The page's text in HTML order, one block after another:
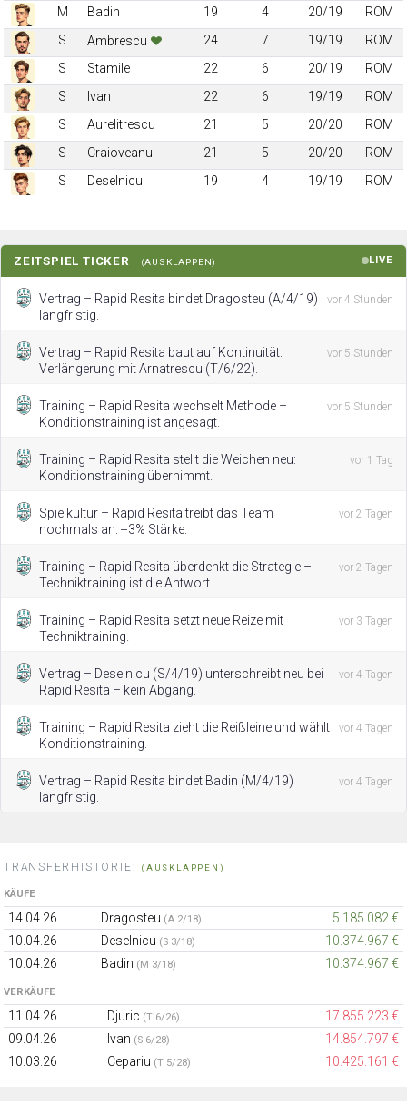
M
Badin 19 4 20/19
ROM
S
Ambrescu 24 7 19/19
ROM
S
Stamile 22 6 20/19
ROM
S
Ivan 22 6 19/19
ROM
S
Aurelitrescu 21 5 20/20
ROM
S
Craioveanu 21 5 20/20
ROM
S
Deselnicu 19 4 19/19 ROM
ZEITSPIEL TICKER (AUSKLAPPEN) LIVE
Vertrag – Rapid Resita bindet Dragosteu (A/4/19)
langfristig.
vor 4 Stunden
Vertrag – Rapid Resita baut auf Kontinuität:
Verlängerung mit Arnatrescu (T/6/22).
vor 5 Stunden
Training – Rapid Resita wechselt Methode –
Konditionstraining ist angesagt.
vor 5 Stunden
Training – Rapid Resita stellt die Weichen neu:
Konditionstraining übernimmt.
vor 1 Tag
Spielkultur – Rapid Resita treibt das Team
nochmals an: +3% Stärke.
vor 2 Tagen
Training – Rapid Resita überdenkt die Strategie –
Techniktraining ist die Antwort.
vor 2 Tagen
Training – Rapid Resita setzt neue Reize mit
Techniktraining.
vor 3 Tagen
Vertrag – Deselnicu (S/4/19) unterschreibt neu bei
Rapid Resita – kein Abgang.
vor 4 Tagen
Training – Rapid Resita zieht die Reißleine und wählt
Konditionstraining.
vor 4 Tagen
Vertrag – Rapid Resita bindet Badin (M/4/19)
langfristig.
vor 4 Tagen
TRANSFERHISTORIE: (AUSKLAPPEN)
KÄUFE
14.04.26 Dragosteu (A 2/18)
5.185.082 €
10.04.26
Deselnicu (S 3/18)
10.374.967 €
10.04.26
Badin (M 3/18) 10.374.967 €
VERKÄUFE
11.04.26 Djuric (T 6/26)
17.855.223 €
09.04.26
Ivan (S 6/28)
14.854.797 €
10.03.26
Cepariu (T 5/28) 10.425.161 €